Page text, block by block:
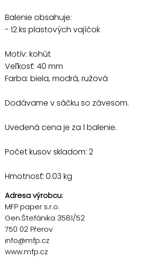
Balenie obsahuje:
- 12 ks plastových vajíčok
Motív: kohút
Veľkosť: 40 mm
Farba: biela, modrá, ružová
Dodávame v sáčku so závesom.
Uvedená cena je za 1 balenie.
Počet kusov skladom: 2
Hmotnosť: 0.03 kg
Adresa výrobcu:
MFP paper s.r.o.
Gen.Štefánika 3581/52
750 02 Přerov
info@mfp.cz
www.mfp.cz